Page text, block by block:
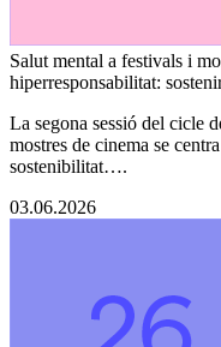
Salut mental a festivals i
hiperresponsabilitat:
La segona sessió del cicle
mostres de cinema se
sostenibilitat….
03.06.2026